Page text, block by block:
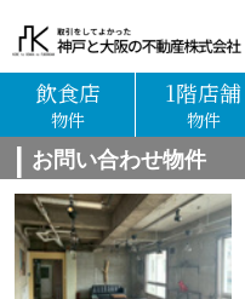
飲食店
物件
1階店舗
物件
お問い合わせ物件